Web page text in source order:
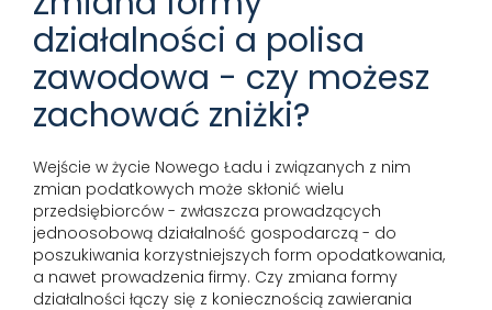
działalności a polisa
zawodowa - czy możesz
zachować zniżki?
Wejście w życie Nowego Ładu i związanych z nim
zmian podatkowych może skłonić wielu
przedsiębiorców - zwłaszcza prowadzących
jednoosobową działalność gospodarczą - do
poszukiwania korzystniejszych form opodatkowania,
a nawet prowadzenia firmy. Czy zmiana formy
działalności łączy się z koniecznością zawierania